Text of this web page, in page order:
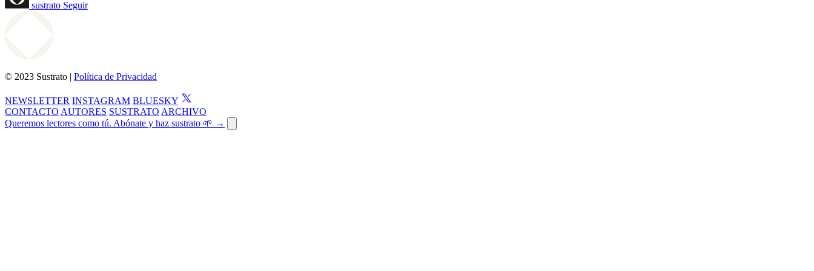
sustrato Seguir
© 2023 Sustrato | Política de Privacidad
NEWSLETTER INSTAGRAM BLUESKY
CONTACTO AUTORES SUSTRATO ARCHIVO
Queremos lectores como tú. Abónate y haz sustrato 🌱 →